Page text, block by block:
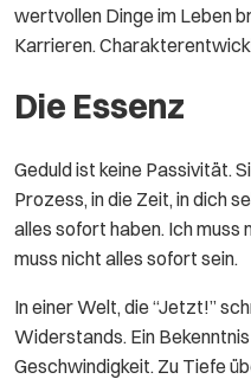
wertvollen Dinge im Leben
Karrieren.
Die Essenz
Geduld ist keine Passivität.
Prozess, in die Zeit, in dich
alles sofort haben. Ich muss
muss nicht alles sofort sein.
In einer Welt, die “Jetzt!”
Widerstands. Ein
Geschwindigkeit. Zu Tiefe